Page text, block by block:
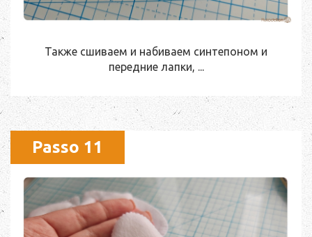
Также сшиваем и набиваем синтепоном и
передние лапки, ...
Passo 11